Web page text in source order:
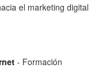
el marketing digital
- Formación